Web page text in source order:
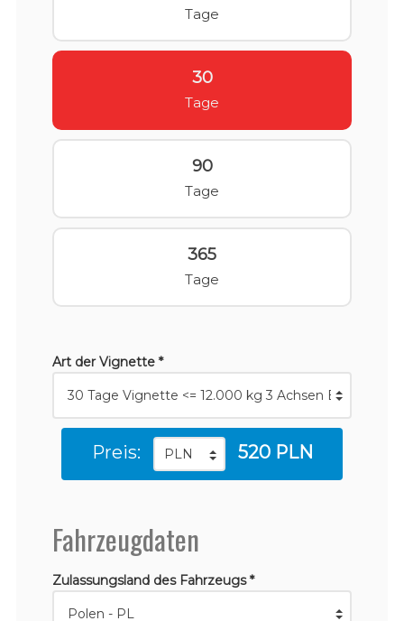
Tage
30
Tage
90
Tage
365
Tage
Art der Vignette *
Preis: 520 PLN
Fahrzeugdaten
Zulassungsland des Fahrzeugs *